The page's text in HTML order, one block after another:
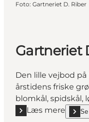
Foto: Gartneriet D. Riber
Gartneriet
Den lille vejbod
årstidens friske
blomkål, spidskål,
Læs mere
Læs mere show